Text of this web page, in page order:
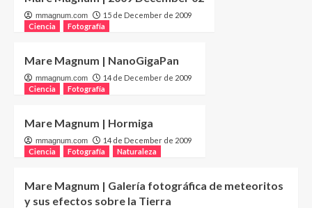
mmagnum.com
15 de December de 2009
Ciencia
Fotografía
Mare Magnum | NanoGigaPan
mmagnum.com
14 de December de 2009
Ciencia
Fotografía
Mare Magnum | Hormiga
mmagnum.com
14 de December de 2009
Ciencia
Fotografía Naturaleza
Mare Magnum | Galería fotográfica de meteoritos
y sus efectos sobre la Tierra